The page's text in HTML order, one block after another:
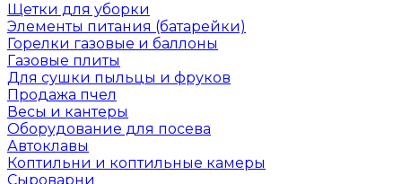
Щетки для уборки
Элементы питания (батарейки)
Горелки газовые и баллоны
Газовые плиты
Для сушки пыльцы и фруков
Продажа пчел
Весы и кантеры
Оборудование для посева
Автоклавы
Коптильни и коптильные камеры
Сыроварни